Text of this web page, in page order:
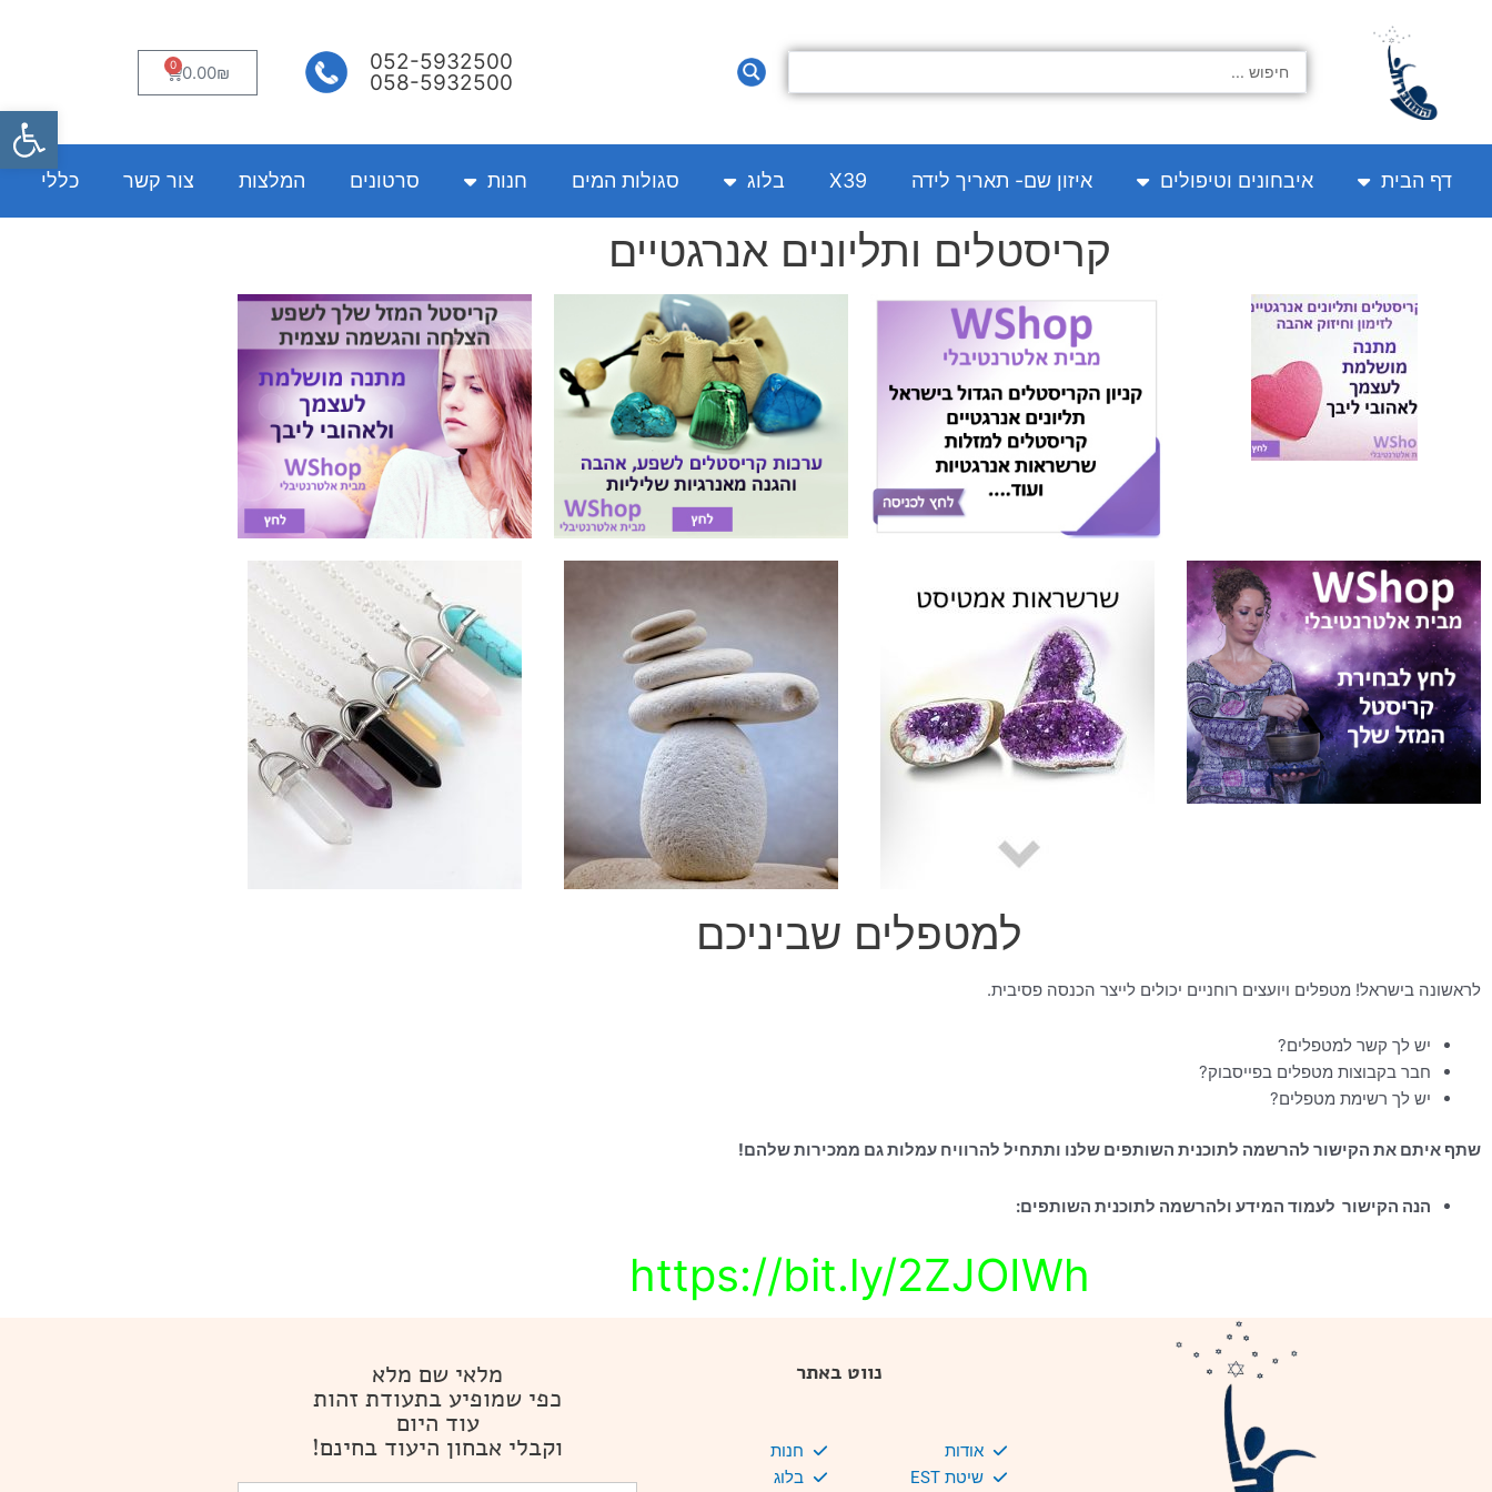
...
052-5932500
058-5932500
0.00₪
0
עגלת
קניות
דף הבית איבחונים וטיפולים איזון שם- תאריך לידה X39 בלוג סגולות המים חנות סרטונים המלצות צור קשר כללי
קריסטלים ותליונים אנרגטיים
למטפלים שביניכם
לראשונה בישראל! מטפלים ויועצים רוחניים יכולים לייצר הכנסה פסיבית.
יש לך קשר למטפלים?
חבר בקבוצות מטפלים בפייסבוק?
יש לך רשימת מטפלים?
שתף איתם את הקישור להרשמה לתוכנית השותפים שלנו ותתחיל להרוויח עמלות גם ממכירות שלהם!
הנה הקישור לעמוד המידע ולהרשמה לתוכנית השותפים:
https://bit.ly/2ZJOIWh
נווט באתר
אודות
שיטת EST
חנות
בלוג
מלאי שם מלא
כפי שמופיע בתעודת זהות
עוד היום
וקבלי אבחון היעוד בחינם!